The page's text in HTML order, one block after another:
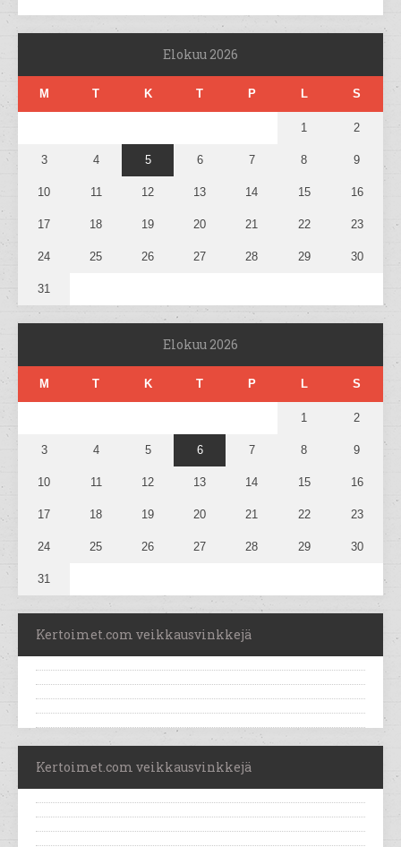
Elokuu 2026
M T K T P L S
1 2
3 4 5 6 7 8 9
10 11 12 13 14 15 16
17 18 19 20 21 22 23
24 25 26 27 28 29 30
31
Elokuu 2026
M T K T P L S
1 2
3 4 5 6 7 8 9
10 11 12 13 14 15 16
17 18 19 20 21 22 23
24 25 26 27 28 29 30
31
Kertoimet.com veikkausvinkkejä
Kertoimet.com veikkausvinkkejä